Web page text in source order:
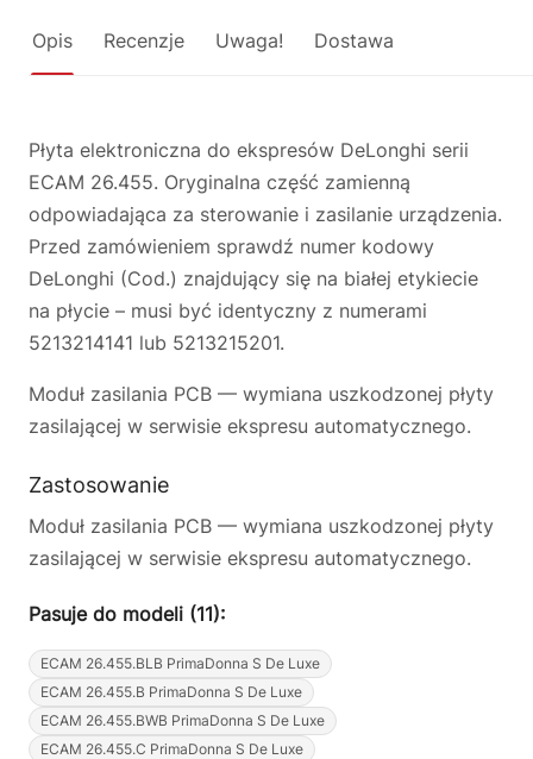
Opis Recenzje Uwaga! Dostawa
Płyta elektroniczna do ekspresów DeLonghi serii
ECAM 26.455. Oryginalna część zamienną
odpowiadająca za sterowanie i zasilanie urządzenia.
Przed zamówieniem sprawdź numer kodowy
DeLonghi (Cod.) znajdujący się na białej etykiecie
na płycie – musi być identyczny z numerami
5213214141 lub 5213215201.
Moduł zasilania PCB — wymiana uszkodzonej płyty
zasilającej w serwisie ekspresu automatycznego.
Zastosowanie
Moduł zasilania PCB — wymiana uszkodzonej płyty
zasilającej w serwisie ekspresu automatycznego.
Pasuje do modeli (11):
ECAM 26.455.BLB PrimaDonna S De Luxe
ECAM 26.455.B PrimaDonna S De Luxe
ECAM 26.455.BWB PrimaDonna S De Luxe
ECAM 26.455.C PrimaDonna S De Luxe